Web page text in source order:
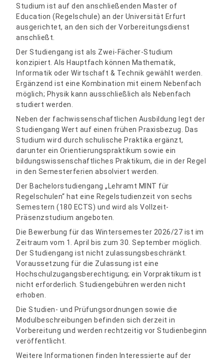
Studium ist auf den anschließenden Master of
Education (Regelschule) an der Universität Erfurt
ausgerichtet, an den sich der Vorbereitungsdienst
anschließt.
Der Studiengang ist als Zwei-Fächer-Studium
konzipiert. Als Hauptfach können Mathematik,
Informatik oder Wirtschaft & Technik gewählt werden.
Ergänzend ist eine Kombination mit einem Nebenfach
möglich; Physik kann ausschließlich als Nebenfach
studiert werden.
Neben der fachwissenschaftlichen Ausbildung legt der
Studiengang Wert auf einen frühen Praxisbezug. Das
Studium wird durch schulische Praktika ergänzt,
darunter ein Orientierungspraktikum sowie ein
bildungswissenschaftliches Praktikum, die in der Regel
in den Semesterferien absolviert werden.
Der Bachelorstudiengang „Lehramt MINT für
Regelschulen“ hat eine Regelstudienzeit von sechs
Semestern (180 ECTS) und wird als Vollzeit-
Präsenzstudium angeboten.
Die Bewerbung für das Wintersemester 2026/27 ist im
Zeitraum vom 1. April bis zum 30. September möglich.
Der Studiengang ist nicht zulassungsbeschränkt.
Voraussetzung für die Zulassung ist eine
Hochschulzugangsberechtigung; ein Vorpraktikum ist
nicht erforderlich. Studiengebühren werden nicht
erhoben.
Die Studien- und Prüfungsordnungen sowie die
Modulbeschreibungen befinden sich derzeit in
Vorbereitung und werden rechtzeitig vor Studienbeginn
veröffentlicht.
Weitere Informationen finden Interessierte auf der